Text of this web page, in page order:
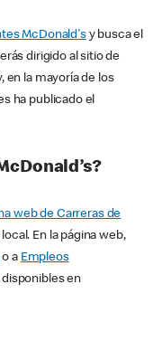
McDonald'sy busca el
dirigido al sitio de
en la mayoría de los
ha publicado el
web de Carreras de
En la página web,
o a Empleos
en